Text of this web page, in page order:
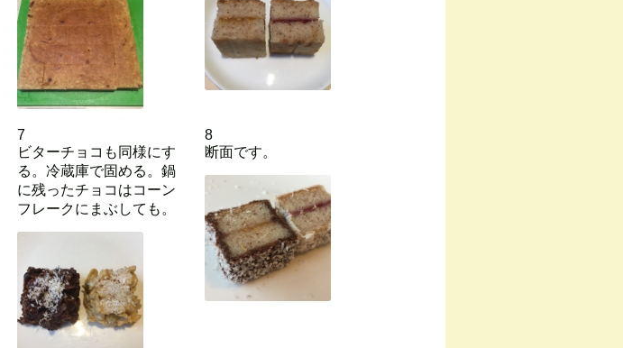
7
ビターチョコも同様にす
る。冷蔵庫で固める。鍋
に残ったチョコはコーン
フレークにまぶしても。
8
断面です。